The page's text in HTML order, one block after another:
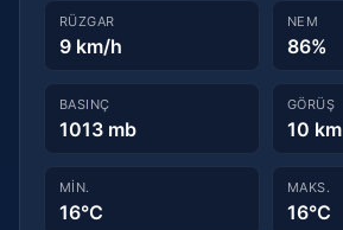
RÜZGAR
9 km/h
NEM
86%
BASINÇ
1013 mb
GÖRÜŞ
10 km
MIN.
16°C
MAKS.
16°C